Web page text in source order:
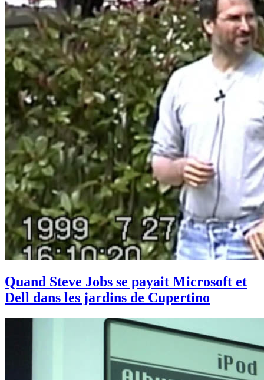
Quand Steve Jobs se payait Microsoft et
Dell dans les jardins de Cupertino